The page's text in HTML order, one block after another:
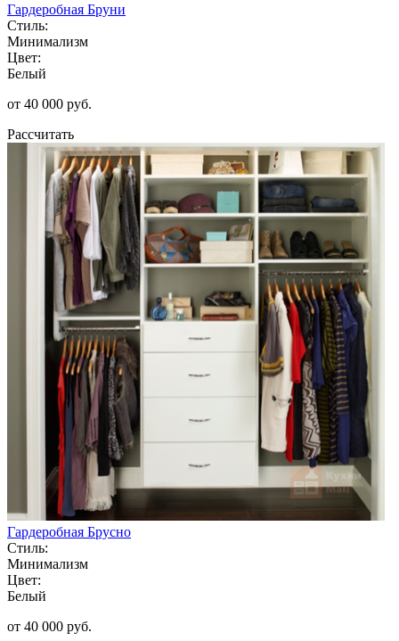
Гардеробная Бруни
Стиль:
Минимализм
Цвет:
Белый
от 40 000 руб.
Рассчитать
Гардеробная Брусно
Стиль:
Минимализм
Цвет:
Белый
от 40 000 руб.